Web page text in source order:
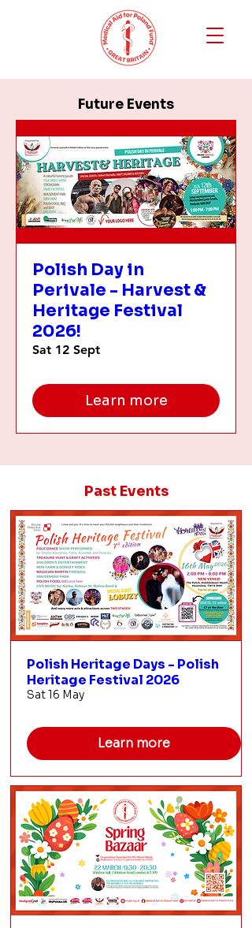
Future Events
Polish Day in
Perivale - Harvest &
Heritage Festival
2026!
Sat 12 Sept
Learn more
Past Events
Polish Heritage Days - Polish
Heritage Festival 2026
Sat 16 May
Learn more